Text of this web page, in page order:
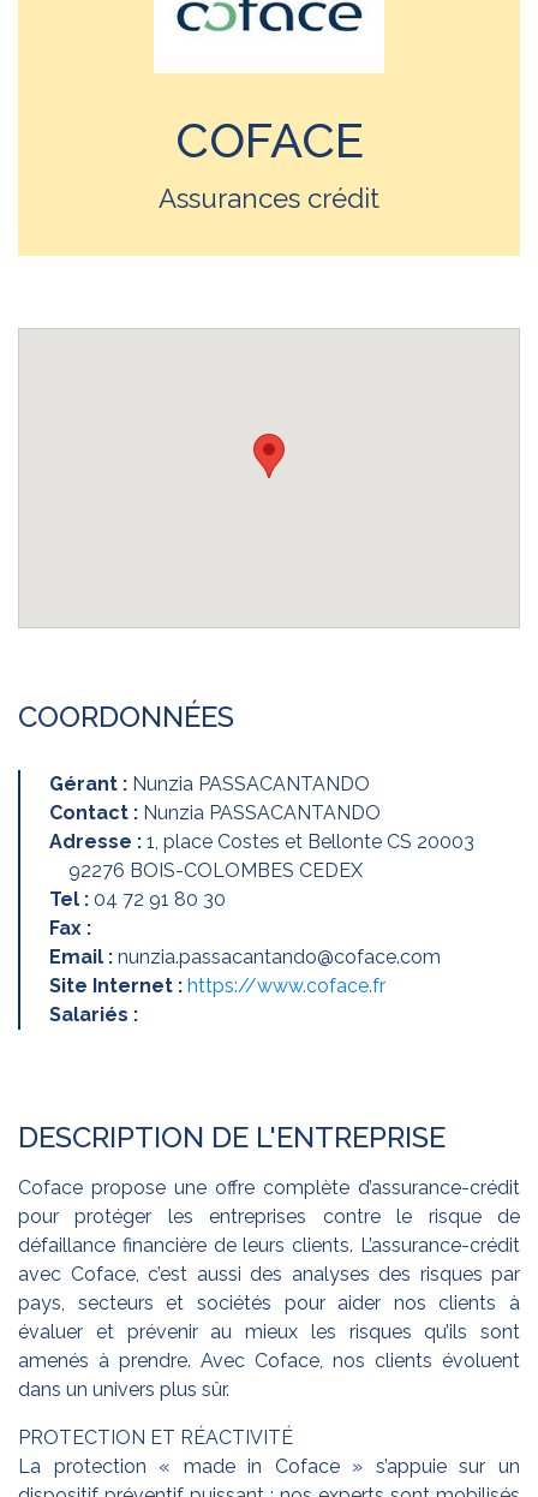
COFACE
Assurances crédit
COORDONNÉES
Gérant : Nunzia PASSACANTANDO
Contact : Nunzia PASSACANTANDO
Adresse : 1, place Costes et Bellonte CS 20003
92276 BOIS-COLOMBES CEDEX
Tel : 04 72 91 80 30
Fax :
Email : nunzia.passacantando@coface.com
Site Internet : https://www.coface.fr
Salariés :
DESCRIPTION DE L'ENTREPRISE
Coface propose une offre complète d’assurance-crédit
pour protéger les entreprises contre le risque de
défaillance financière de leurs clients. L’assurance-crédit
avec Coface, c’est aussi des analyses des risques par
pays, secteurs et sociétés pour aider nos clients à
évaluer et prévenir au mieux les risques qu’ils sont
amenés à prendre. Avec Coface, nos clients évoluent
dans un univers plus sûr.
PROTECTION ET RÉACTIVITÉ
La protection « made in Coface » s’appuie sur un